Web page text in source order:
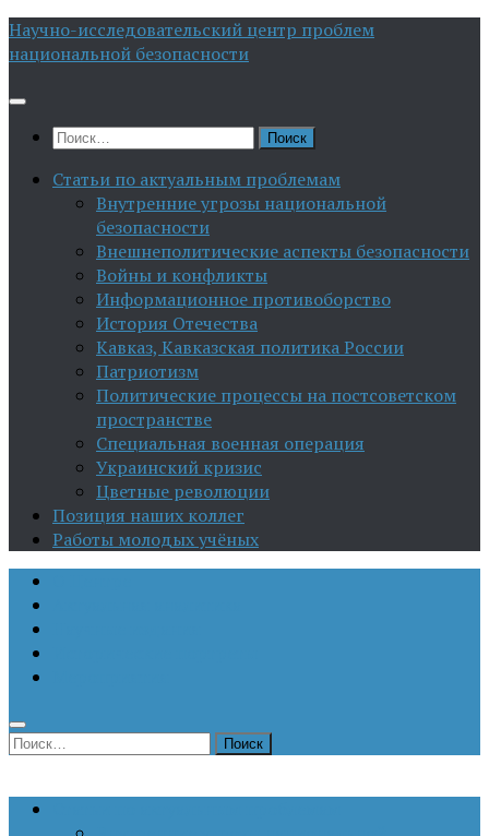
Перейти
к
Научно-исследовательский центр проблем
национальной безопасности
Найти:
Статьи по актуальным проблемам
Внутренние угрозы национальной
безопасности
Внешнеполитические аспекты безопасности
Войны и конфликты
Информационное противоборство
История Отечества
Кавказ, Кавказская политика России
Патриотизм
Политические процессы на постсоветском
пространстве
Специальная военная операция
Украинский кризис
Цветные революции
Позиция наших коллег
Работы молодых учёных
Найти: